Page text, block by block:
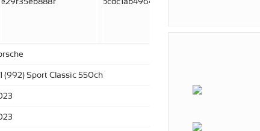
(992) Sport Classic 550ch